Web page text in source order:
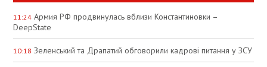
11:24 Армия РФ продвинулась вблизи Константиновки –
DeepState
10:18 Зеленський та Драпатий обговорили кадрові питання у ЗСУ